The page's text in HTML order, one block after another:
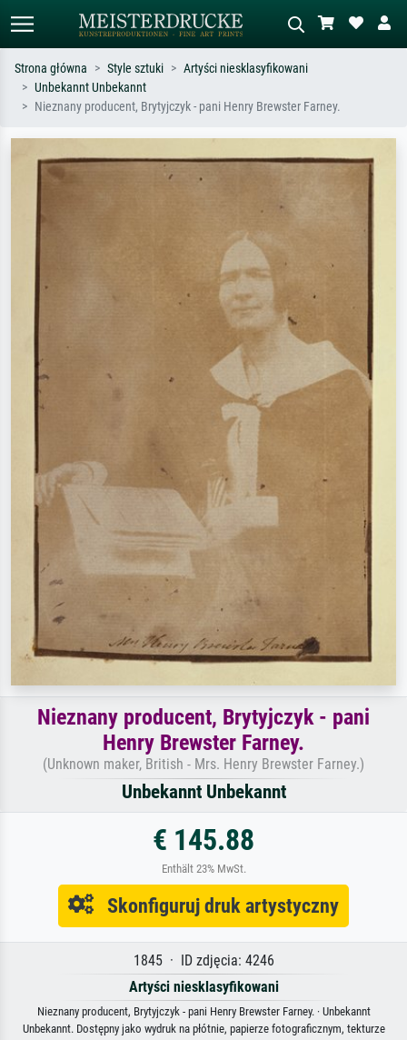
Wyszukiwanie standardowe Wyszukiwanie obrazów AI
impresjonizm, fala Hokusaia, akt.
stojący akt obok drzewa.
Strona główna Style sztuki
Artyści niesklasyfikowani
Unbekannt Unbekannt
Nieznany producent, Brytyjczyk - pani Henry Brewster Farney.
Nieznany producent, Brytyjczyk - pani
Henry Brewster Farney.
(Unknown maker, British - Mrs. Henry Brewster Farney.)
Unbekannt Unbekannt
€ 145.88
Enthält 23% MwSt.
Skonfiguruj druk artystyczny
1845 · ID zdjęcia: 4246
Artyści niesklasyfikowani
Nieznany producent, Brytyjczyk - pani Henry Brewster Farney. · Unbekannt
Unbekannt. Dostępny jako wydruk na płótnie, papierze fotograficznym, tekturze